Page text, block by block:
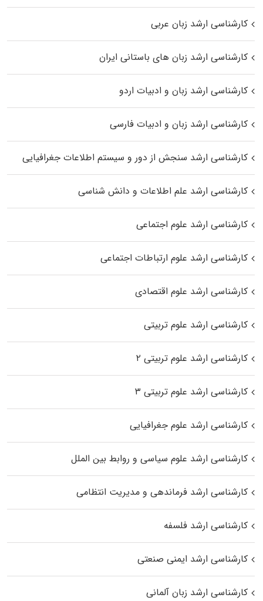
کارشناسی ارشد زبان عربی
کارشناسی ارشد زبان‌ های باستانی ایران
کارشناسی ارشد زبان و ادبیات اردو
کارشناسی ارشد زبان و ادبیات فارسی
کارشناسی ارشد سنجش از دور و سیستم اطلاعات جغرافیایی
کارشناسی ارشد علم اطلاعات و دانش شناسی
کارشناسی ارشد علوم اجتماعی
کارشناسی ارشد علوم ارتباطات اجتماعی
کارشناسی ارشد علوم اقتصادی
کارشناسی ارشد علوم تربیتی
کارشناسی ارشد علوم تربیتی ۲
کارشناسی ارشد علوم تربیتی ۳
کارشناسی ارشد علوم جغرافیایی
کارشناسی ارشد علوم سیاسی و روابط بین الملل
کارشناسی ارشد فرماندهی و مدیریت انتظامی
کارشناسی ارشد فلسفه
کارشناسی ارشد ایمنی صنعتی
کارشناسی ارشد زبان آلمانی